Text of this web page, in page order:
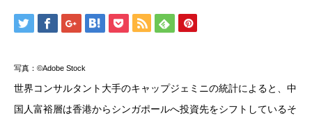
写真：©Adobe Stock
世界コンサルタント大手のキャップジェミニの統計によると、中
国人富裕層は香港からシンガポールへ投資先をシフトしているそ